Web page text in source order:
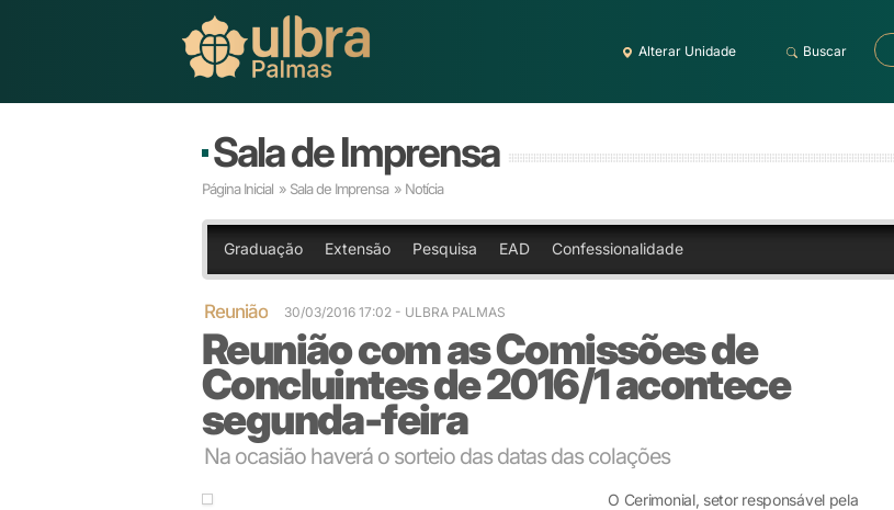
Alterar Unidade Buscar
Sala de Imprensa
Página Inicial » Sala de Imprensa » Notícia
Graduação Extensão Pesquisa EAD Confessionalidade
Reunião 30/03/2016 17:02 - ULBRA PALMAS
Reunião com as Comissões de
Concluintes de 2016/1 acontece
segunda-feira
Na ocasião haverá o sorteio das datas das colações
O Cerimonial, setor responsável pela